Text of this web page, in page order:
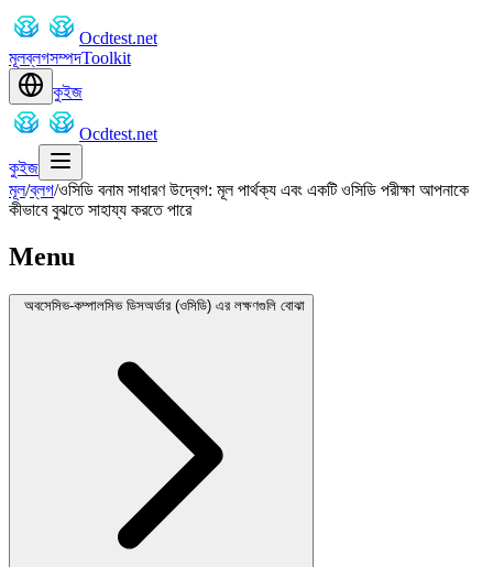
Ocdtest.net
মূলব্লগসম্পদToolkit
কুইজ
Ocdtest.net
কুইজ
মূল/ব্লগ/ওসিডি বনাম সাধারণ উদ্বেগ: মূল পার্থক্য এবং একটি ওসিডি পরীক্ষা আপনাকে
কীভাবে বুঝতে সাহায্য করতে পারে
Menu
অবসেসিভ-কম্পালসিভ ডিসঅর্ডার (ওসিডি) এর লক্ষণগুলি বোঝা